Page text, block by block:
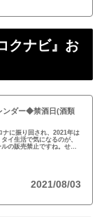
クナビ』お
ンダー◆禁酒日(酒類
ナに振り回され、2021年は
イ生活で気になるのが、
の販売禁止ですね。せっ
2021/08/03